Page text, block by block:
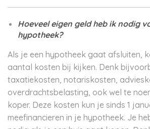
Hoeveel eigen geld heb ik nodig
hypotheek?
Als je een hypotheek gaat afsluiten,
aantal kosten bij kijken. Denk
taxatiekosten, notariskosten,
overdrachtsbelasting, ook wel te
koper. Deze kosten kun je sinds 1
meefinancieren in je hypotheek. Je